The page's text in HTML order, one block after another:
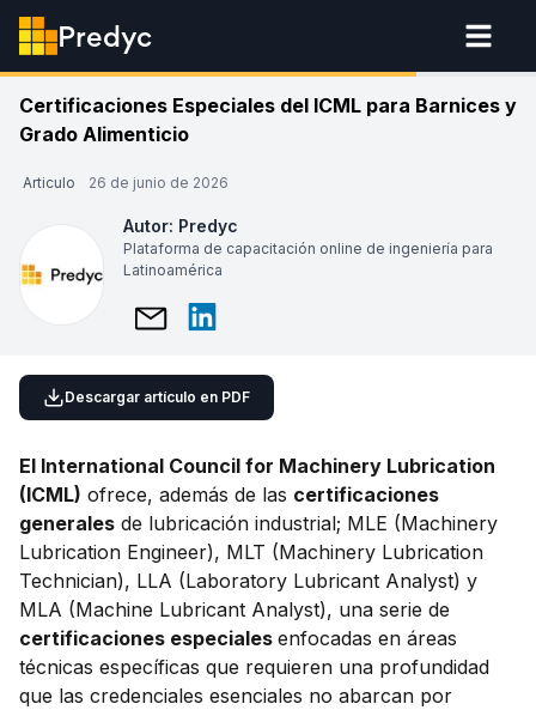
Predyc
Certificaciones Especiales del ICML para Barnices y
Grado Alimenticio
Articulo 26 de junio de 2026
Autor: Predyc
Plataforma de capacitación online de ingeniería para
Latinoamérica
Descargar artículo en PDF
El International Council for Machinery Lubrication
(ICML) ofrece, además de las certificaciones
generales de lubricación industrial; MLE (Machinery
Lubrication Engineer), MLT (Machinery Lubrication
Technician), LLA (Laboratory Lubricant Analyst) y
MLA (Machine Lubricant Analyst), una serie de
certificaciones especiales enfocadas en áreas
técnicas específicas que requieren una profundidad
que las credenciales esenciales no abarcan por